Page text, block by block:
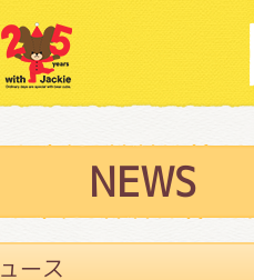
NEWS